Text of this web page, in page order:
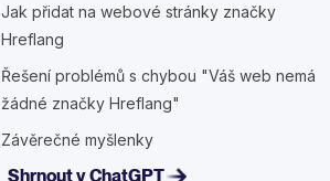
Jak přidat na webové stránky značky
Hreflang
Řešení problémů s chybou "Váš web nemá
žádné značky Hreflang"
Závěrečné myšlenky
Shrnout v ChatGPT